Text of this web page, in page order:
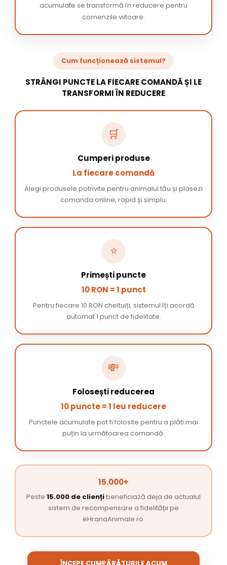
acumulate se transformă în reducere pentru
comenzile viitoare.
Cum funcționează sistemul?
STRÂNGI PUNCTE LA FIECARE COMANDĂ ȘI LE
TRANSFORMI ÎN REDUCERE
🛒
Cumperi produse
La fiecare comandă
Alegi produsele potrivite pentru animalul tău și plasezi
comanda online, rapid și simplu.
⭐
Primești puncte
10 RON = 1 punct
Pentru fiecare 10 RON cheltuiți, sistemul îți acordă
automat 1 punct de fidelitate.
💸
Folosești reducerea
10 puncte = 1 leu reducere
Punctele acumulate pot fi folosite pentru a plăti mai
puțin la următoarea comandă.
15.000+
Peste 15.000 de cliențibeneficiază deja de actualul
sistem de recompensare a fidelității pe
eHranaAnimale.ro.